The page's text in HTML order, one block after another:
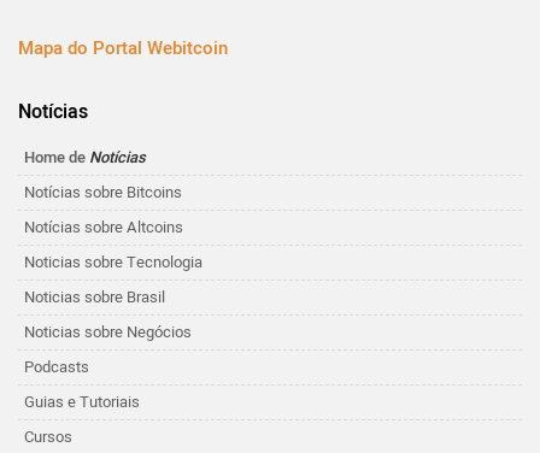
Mapa do Portal Webitcoin
Notícias
Home de Notícias
Notícias sobre Bitcoins
Notícias sobre Altcoins
Noticias sobre Tecnologia
Noticias sobre Brasil
Noticias sobre Negócios
Podcasts
Guias e Tutoriais
Cursos